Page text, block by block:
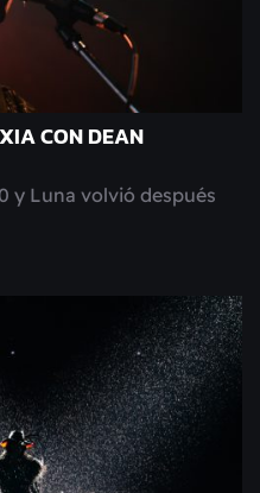
CON DEAN
y Luna volvió después